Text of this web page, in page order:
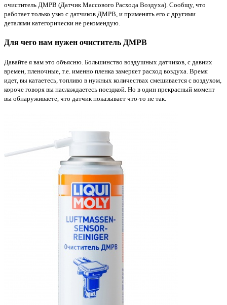
очиститель ДМРВ (Датчик Массового Расхода Воздуха). Сообщу, что
работает только узко с датчиков ДМРВ, и применять его с другими
деталями категорически не рекомендую.
Для чего нам нужен очиститель ДМРВ
Давайте я вам это объясню. Большинство воздушных датчиков, с давних
времен, пленочные, т.е. именно пленка замеряет расход воздуха. Время
идет, вы катаетесь, топливо в нужных количествах смешивается с воздухом,
короче говоря вы наслаждаетесь поездкой. Но в один прекрасный момент
вы обнаруживаете, что датчик показывает что-то не так.